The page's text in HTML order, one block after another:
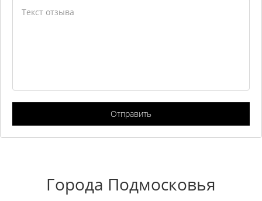
Отправить
Города Подмосковья